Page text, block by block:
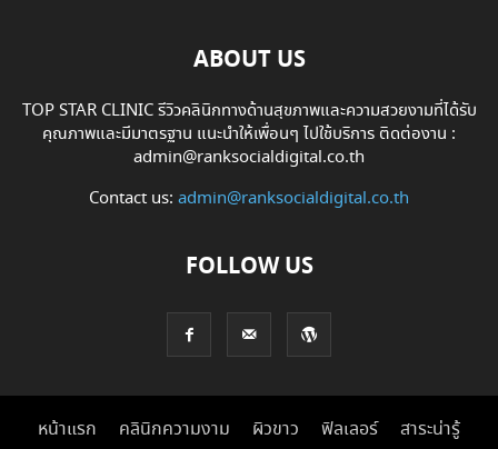
ABOUT US
TOP STAR CLINIC รีวิวคลินิกทางด้านสุขภาพและความสวยงามที่ได้รับ
คุณภาพและมีมาตรฐาน แนะนำให้เพื่อนๆ ไปใช้บริการ ติดต่องาน :
admin@ranksocialdigital.co.th
Contact us: admin@ranksocialdigital.co.th
FOLLOW US
หน้าแรก คลินิกความงาม ผิวขาว ฟิลเลอร์ สาระน่ารู้